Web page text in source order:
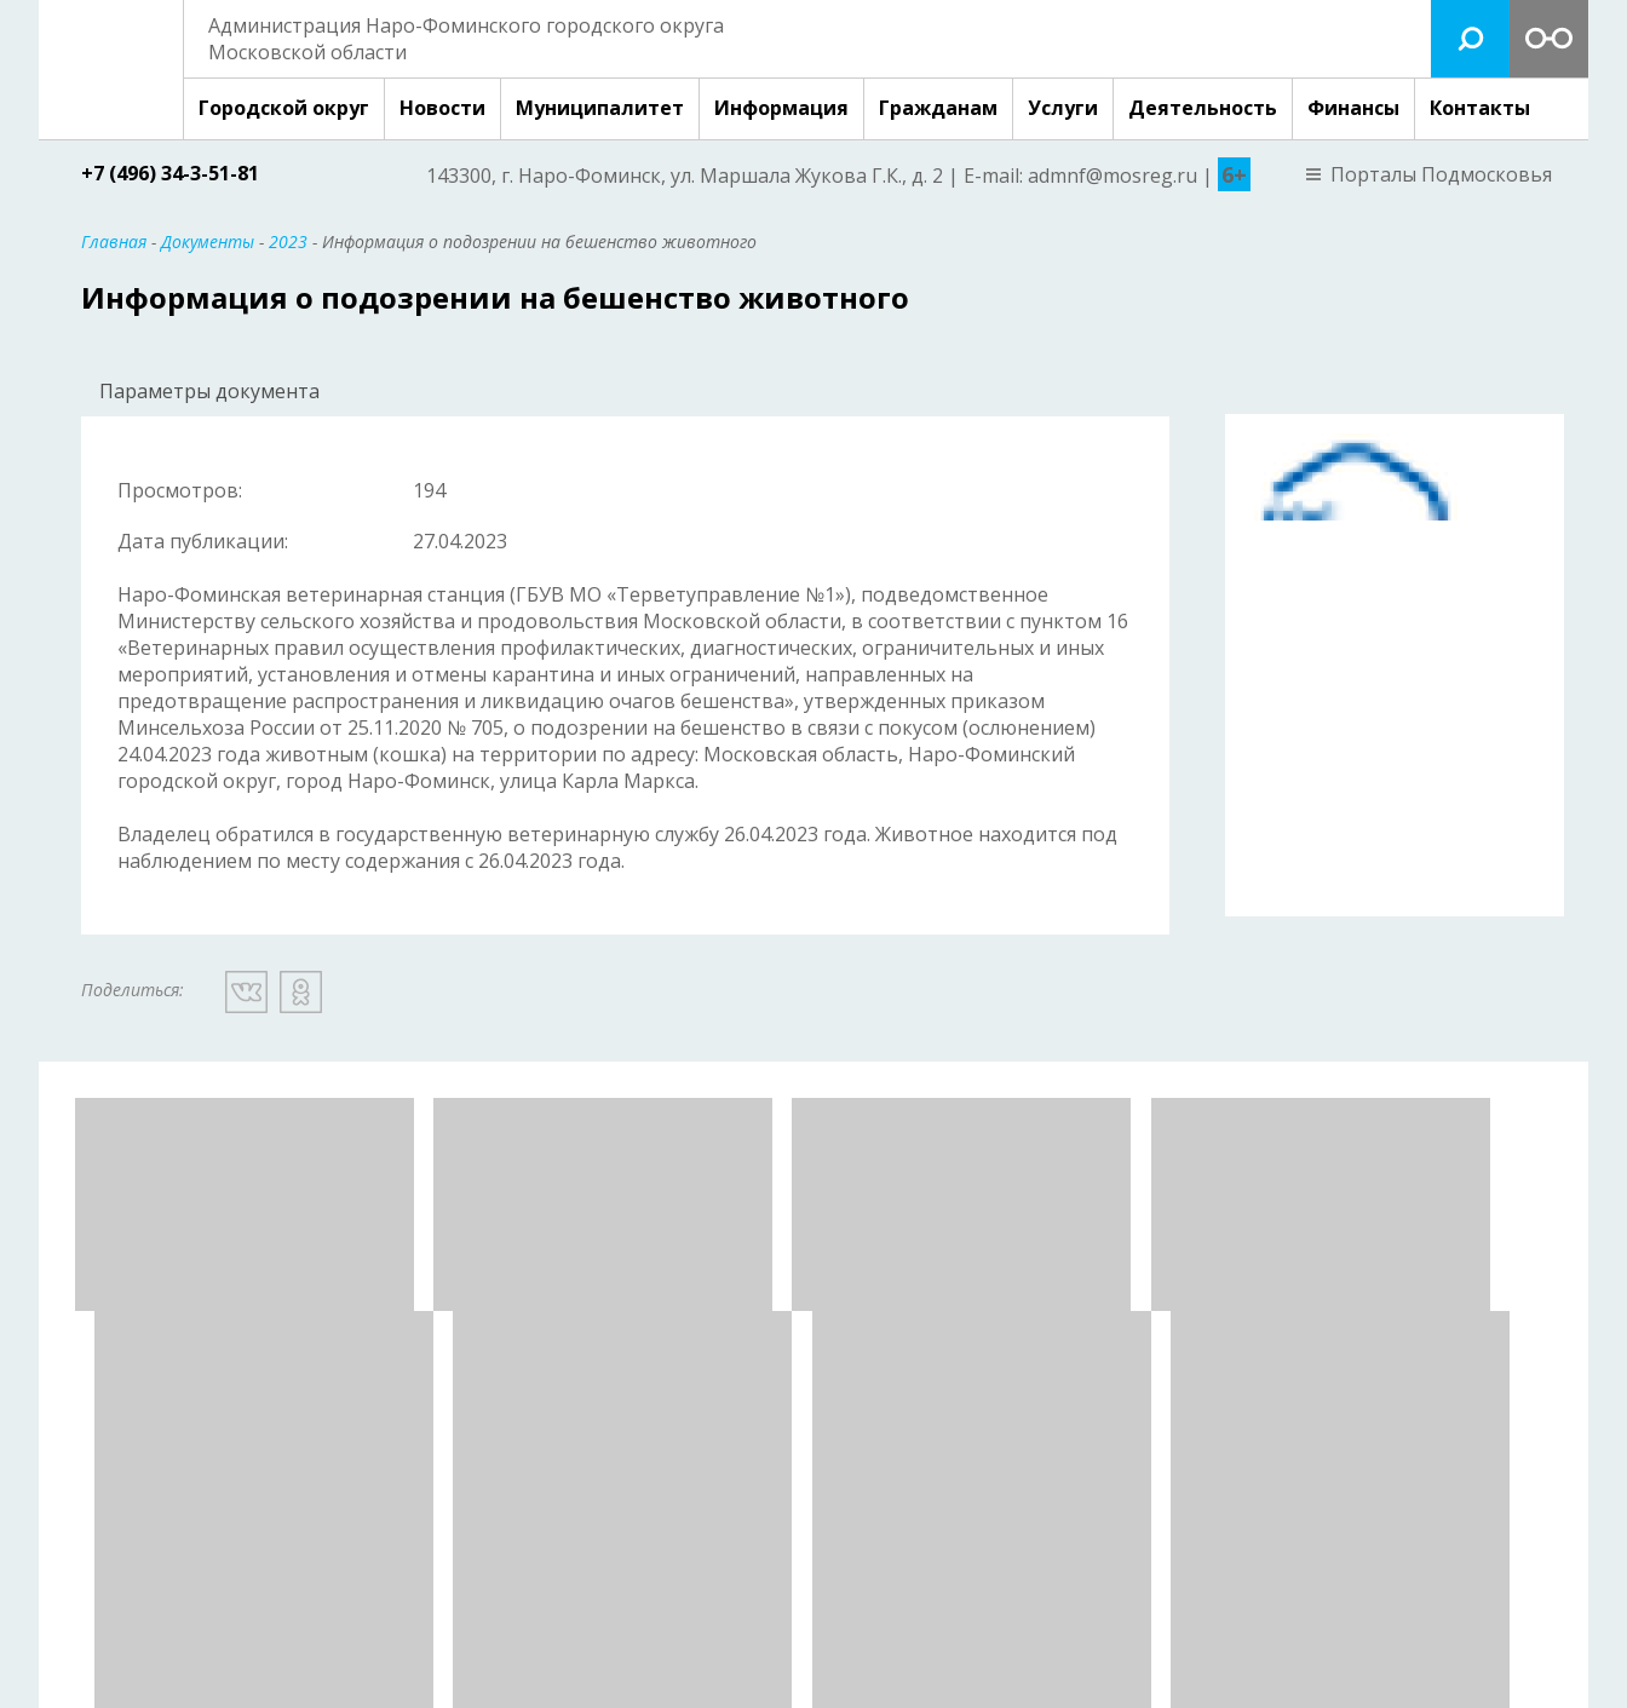
Администрация Наро-Фоминского городского округа
Московской области
Городской округ Новости Муниципалитет Информация Гражданам Услуги Деятельность Финансы Контакты
+7 (496) 34-3-51-81 143300, г. Наро-Фоминск, ул. Маршала Жукова Г.К., д. 2 | E-mail: admnf@mosreg.ru | 6+ Порталы Подмосковья
Главная -Документы - 2023 - Информация о подозрении на бешенство животного
Информация о подозрении на бешенство животного
Параметры документа
Просмотров:
194
Дата публикации:
27.04.2023
Наро-Фоминская ветеринарная станция (ГБУВ МО «Терветуправление №1»), подведомственное
Министерству сельского хозяйства и продовольствия Московской области, в соответствии с пунктом 16
«Ветеринарных правил осуществления профилактических, диагностических, ограничительных и иных
мероприятий, установления и отмены карантина и иных ограничений, направленных на
предотвращение распространения и ликвидацию очагов бешенства», утвержденных приказом
Минсельхоза России от 25.11.2020 № 705, о подозрении на бешенство в связи с покусом (ослюнением)
24.04.2023 года животным (кошка) на территории по адресу: Московская область, Наро-Фоминский
городской округ, город Наро-Фоминск, улица Карла Маркса.
Владелец обратился в государственную ветеринарную службу 26.04.2023 года. Животное находится под
наблюдением по месту содержания с 26.04.2023 года.
Поделиться: